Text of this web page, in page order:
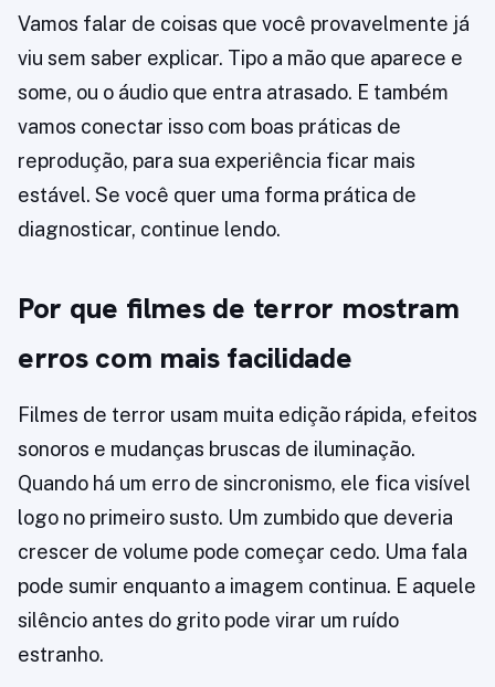
Vamos falar de coisas que você provavelmente já
viu sem saber explicar. Tipo a mão que aparece e
some, ou o áudio que entra atrasado. E também
vamos conectar isso com boas práticas de
reprodução, para sua experiência ficar mais
estável. Se você quer uma forma prática de
diagnosticar, continue lendo.
Por que filmes de terror mostram
erros com mais facilidade
Filmes de terror usam muita edição rápida, efeitos
sonoros e mudanças bruscas de iluminação.
Quando há um erro de sincronismo, ele fica visível
logo no primeiro susto. Um zumbido que deveria
crescer de volume pode começar cedo. Uma fala
pode sumir enquanto a imagem continua. E aquele
silêncio antes do grito pode virar um ruído
estranho.